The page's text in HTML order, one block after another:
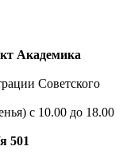
Академика
Советского
с 10.00 до 18.00
501